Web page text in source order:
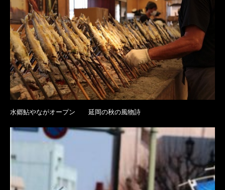
水郷鮎やながオープン 延岡の秋の風物詩